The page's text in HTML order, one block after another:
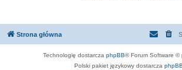
Strona główna
Technologię dostarcza phpBB® Forum Software ©
Polski pakiet językowy dostarcza